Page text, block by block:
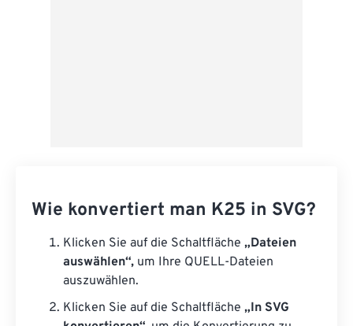
Wie konvertiert man K25 in SVG?
Klicken Sie auf die Schaltfläche „Dateien
auswählen“, um Ihre QUELL-Dateien
auszuwählen.
Klicken Sie auf die Schaltfläche „In SVG